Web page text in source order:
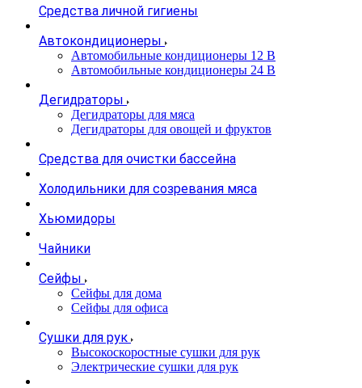
Cредства личной гигиены
Автокондиционеры
Автомобильные кондиционеры 12 В
Автомобильные кондиционеры 24 В
Дегидраторы
Дегидраторы для мяса
Дегидраторы для овощей и фруктов
Средства для очистки бассейна
Холодильники для созревания мяса
Хьюмидоры
Чайники
Сейфы
Сейфы для дома
Сейфы для офиса
Сушки для рук
Высокоскоростные сушки для рук
Электрические сушки для рук